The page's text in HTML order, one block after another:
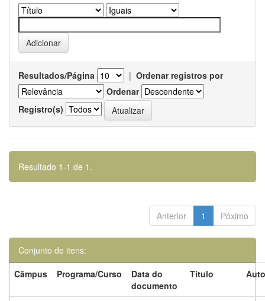
Resultados/Página | Ordenar registros por
Ordenar
Registro(s)
Resultado 1-1 de 1.
Anterior 1 Póximo
Conjunto de itens:
Câmpus
Programa/Curso
Data do
documento
Título